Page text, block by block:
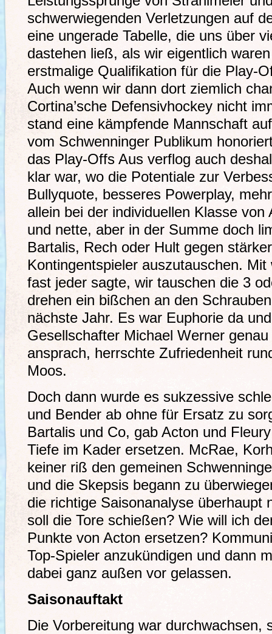
schwerwiegenden Verletzungen auf
eine ungerade Tabelle, die uns über
dastehen ließ, als wir eigentlich
erstmalige Qualifikation für die Play-
Auch wenn wir dann dort ziemlich
Cortina’sche Defensivhockey nicht
stand eine kämpfende Mannschaft
vom Schwenninger Publikum
das Play-Offs Aus verflog auch
klar war, wo die Potentiale zur
Bullyquote, besseres Powerplay,
allein bei der individuellen Klasse
und nette, aber in der Summe doch
Bartalis, Rech oder Hult gegen
Kontingentspieler auszutauschen.
fast jeder sagte, wir tauschen die 3
drehen ein bißchen an den
nächste Jahr. Es war Euphorie da
Gesellschafter Michael Werner
ansprach, herrschte Zufriedenheit
Moos.
Doch dann wurde es sukzessive
und Bender ab ohne für Ersatz zu
Bartalis und Co, gab Acton und
Tiefe im Kader ersetzen. McRae,
keiner riß den gemeinen
und die Skepsis begann zu
die richtige Saisonanalyse überhaupt
soll die Tore schießen? Wie will ich
Punkte von Acton ersetzen?
Top-Spieler anzukündigen und dann
dabei ganz außen vor gelassen.
Saisonauftakt
Die Vorbereitung war durchwachsen,